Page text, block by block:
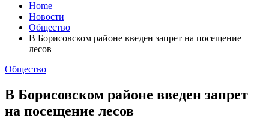
Home
Новости
Общество
В Борисовском районе введен запрет на посещение
лесов
Общество
В Борисовском районе введен запрет
на посещение лесов